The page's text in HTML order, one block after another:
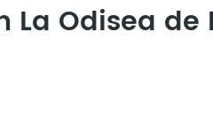
La Odisea de